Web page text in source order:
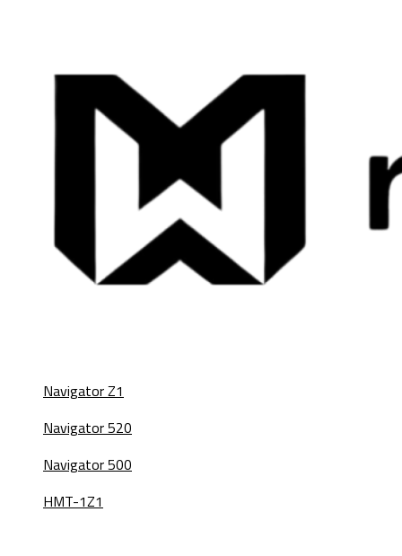
Navigator Z1
Navigator 520
Navigator 500
HMT-1Z1